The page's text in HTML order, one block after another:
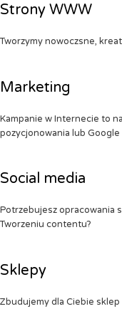
Strony WWW
Tworzymy nowoczsne,
Marketing
Kampanie w Internecie to
pozycjonowania lub Google
Social media
Potrzebujesz opracowania
Tworzeniu contentu?
Sklepy
Zbudujemy dla Ciebie sklep